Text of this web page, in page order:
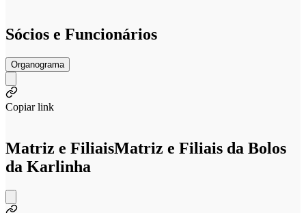
Sócios e Funcionários
Organograma
Copiar link
Matriz e FiliaisMatriz e Filiais da Bolos
da Karlinha